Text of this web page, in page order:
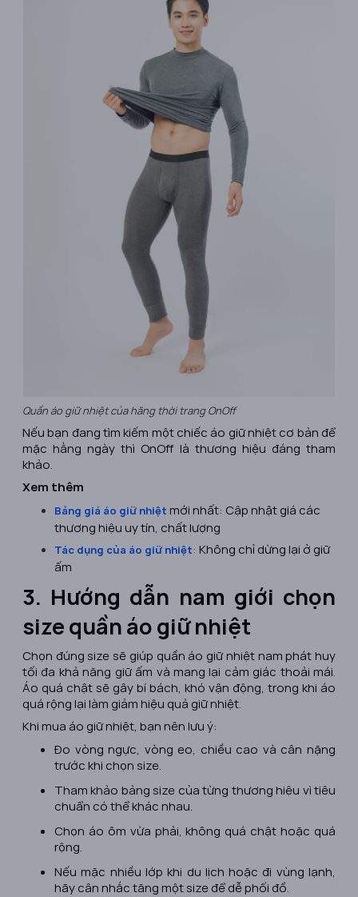
Quần áo giữ nhiệt của hãng thời trang OnOff
Nếu bạn đang tìm kiếm một chiếc áo giữ nhiệt cơ bản để
mặc hằng ngày thì OnOff là thương hiệu đáng tham
khảo.
Xem thêm
Bảng giá áo giữ nhiệt mới nhất: Cập nhật giá các
thương hiệu uy tín, chất lượng
​Tác dụng của áo giữ nhiệt: Không chỉ dừng lại ở giữ
ấm
3. Hướng dẫn nam giới chọn
size quần áo giữ nhiệt
Chọn đúng size sẽ giúp quần áo giữ nhiệt nam phát huy
tối đa khả năng giữ ấm và mang lại cảm giác thoải mái.
Áo quá chật sẽ gây bí bách, khó vận động, trong khi áo
quá rộng lại làm giảm hiệu quả giữ nhiệt.
Khi mua áo giữ nhiệt, bạn nên lưu ý:
Đo vòng ngực, vòng eo, chiều cao và cân nặng
trước khi chọn size.
Tham khảo bảng size của từng thương hiệu vì tiêu
chuẩn có thể khác nhau.
Chọn áo ôm vừa phải, không quá chật hoặc quá
rộng.
Nếu mặc nhiều lớp khi du lịch hoặc đi vùng lạnh,
hãy cân nhắc tăng một size để dễ phối đồ.